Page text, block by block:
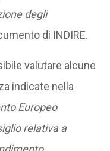
degli
di INDIRE.
valutare alcune
indicate nella
Europeo
relativa a